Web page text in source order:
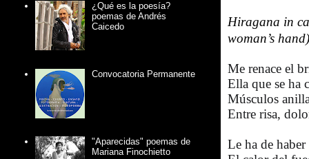
Hiragana in
woman’s
Me renace el
Ella que se ha
Músculos
Entre risa,
Le ha de
¿Qué es la poesía?
poemas de Andrés
Caicedo
Convocatoria Permanente
"Aparecidas" poemas de
Mariana Finochietto